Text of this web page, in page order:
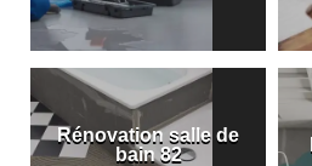
Rénovation salle de
bain 82